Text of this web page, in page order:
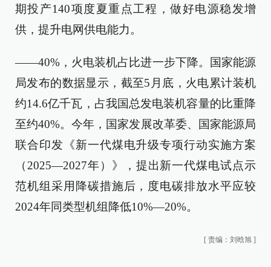
期投产140项度夏重点工程，做好电源稳发增
供，提升电网供电能力。
——40%，火电装机占比进一步下降。国家能源
局发布的数据显示，截至5月底，火电累计装机
约14.6亿千瓦，占我国总发电装机容量的比重降
至约40%。今年，国家发展改革委、国家能源局
联合印发《新一代煤电升级专项行动实施方案
（2025—2027年）》，提出新一代煤电试点示
范机组采用降碳措施后，度电碳排放水平应较
2024年同类型机组降低10%—20%。
[ 责编：刘晗旭 ]